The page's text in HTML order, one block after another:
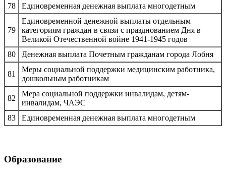
78 Единовременная денежная выплата многодетным
79
Единовременной денежной выплаты отдельным
категориям граждан в связи с празднованием Дня в
Великой Отечественной войне 1941-1945 годов
80
Денежная выплата Почетным гражданам города Лобня
81
Меры социальной поддержки медицинским работника,
дошкольным работникам
82
Мера социальной поддержки инвалидам, детям-
инвалидам, ЧАЭС
83
Единовременная денежная выплата многодетным
Образование